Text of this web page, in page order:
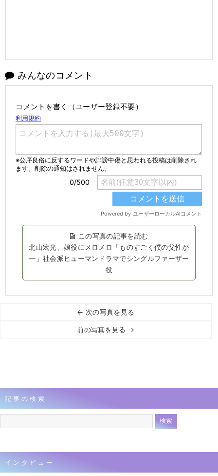
みんなのコメント
コメントを書く（ユーザー登録不要）
この写真の記事を読む
北山宏光、娘役にメロメロ「ものすごく僕の父性が
―」社会派ヒューマンドラマでシングルファーザー
役
← 次の写真を見る
前の写真を見る →
記事の検索
インタビュー